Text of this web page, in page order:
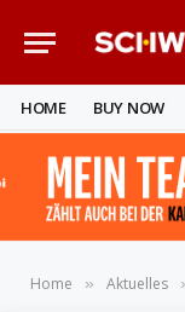
HOME BUY NOW
Home » Aktuelles